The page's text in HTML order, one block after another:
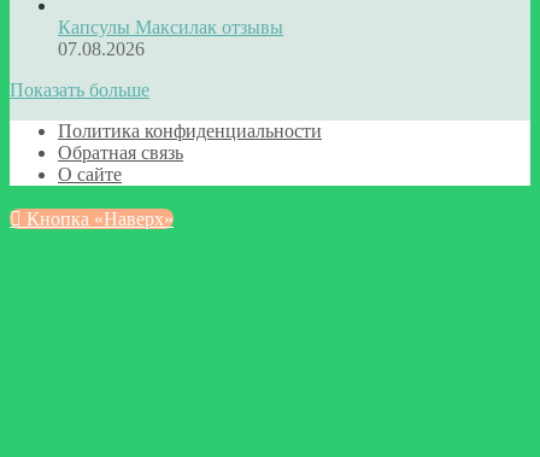
Капсулы Максилак отзывы
07.08.2026
Показать больше
Политика конфиденциальности
Обратная связь
О сайте
Кнопка «Наверх»